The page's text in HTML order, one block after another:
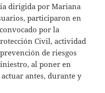
dirigida por Mariana
participaron en
por la
Civil, actividad
de riesgos
al poner en
antes, durante y